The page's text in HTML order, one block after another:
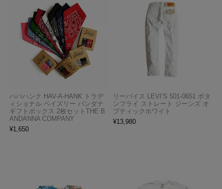
ハバハンク HAV-A-HANK トラデ
ィショナル ペイズリー バンダナ
ギフトボックス 2枚セットTHE B
ANDANNA COMPANY
¥1,650
リーバイス LEVI’S 501-0651 ボタ
ンフライ ストレート ジーンズ オ
プティックホワイト
¥13,980